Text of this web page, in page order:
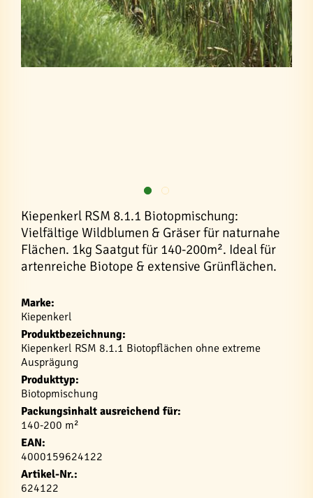
Kiepenkerl RSM 8.1.1 Biotopmischung:
Vielfältige Wildblumen & Gräser für naturnahe
Flächen. 1kg Saatgut für 140-200m². Ideal für
artenreiche Biotope & extensive Grünflächen.
Marke:
Kiepenkerl
Produktbezeichnung:
Kiepenkerl RSM 8.1.1 Biotopflächen ohne extreme
Ausprägung
Produkttyp:
Biotopmischung
Packungsinhalt ausreichend für:
140-200 m²
EAN:
4000159624122
Artikel-Nr.:
624122